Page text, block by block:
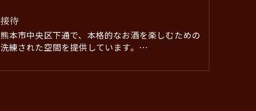
接待
熊本市中央区下通で、本格的なお酒を楽しむための
洗練された空間を提供しています。…